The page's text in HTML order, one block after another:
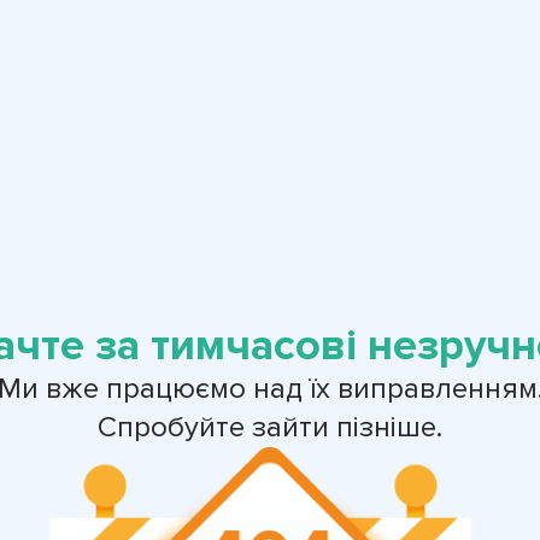
за тимчасові
вже працюємо над їх
Спробуйте зайти пізніше.